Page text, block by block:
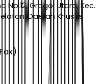
No.12, Grogol Utara, Kec.
Daerah Khusus